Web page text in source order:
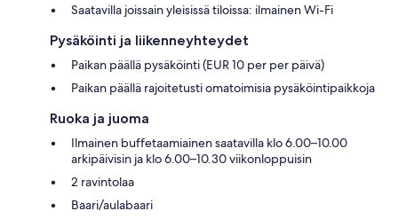
Saatavilla joissain yleisissä tiloissa: ilmainen Wi-Fi
Pysäköinti ja liikenneyhteydet
Paikan päällä pysäköinti (EUR 10 per per päivä)
Paikan päällä rajoitetusti omatoimisia pysäköintipaikkoja
Ruoka ja juoma
Ilmainen buffetaamiainen saatavilla klo 6.00–10.00
arkipäivisin ja klo 6.00–10.30 viikonloppuisin
2 ravintolaa
Baari/aulabaari